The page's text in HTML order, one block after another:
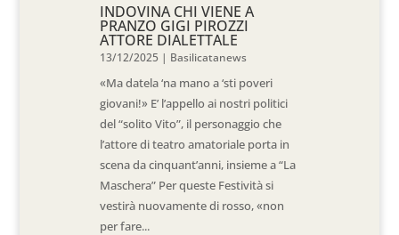
INDOVINA CHI VIENE A
PRANZO GIGI PIROZZI
ATTORE DIALETTALE
13/12/2025 | Basilicatanews
«Ma datela ‘na mano a ‘sti poveri
giovani!» E’ l’appello ai nostri politici
del “solito Vito”, il personaggio che
l’attore di teatro amatoriale porta in
scena da cinquant’anni, insieme a “La
Maschera” Per queste Festività si
vestirà nuovamente di rosso, «non
per fare...